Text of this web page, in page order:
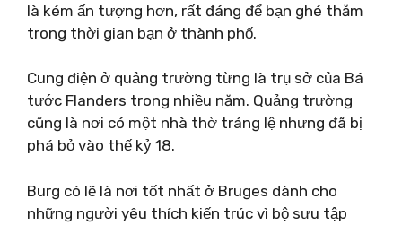
là kém ấn tượng hơn, rất đáng để bạn ghé thăm
trong thời gian bạn ở thành phố.
Cung điện ở quảng trường từng là trụ sở của Bá
tước Flanders trong nhiều năm. Quảng trường
cũng là nơi có một nhà thờ tráng lệ nhưng đã bị
phá bỏ vào thế kỷ 18.
Burg có lẽ là nơi tốt nhất ở Bruges dành cho
những người yêu thích kiến ​​trúc vì bộ sưu tập